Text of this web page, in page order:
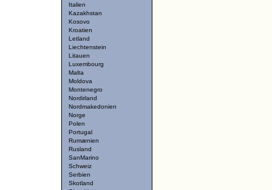
Italien
Kazakhstan
Kosovo
Kroatien
Letland
Liechtenstein
Litauen
Luxembourg
Malta
Moldova
Montenegro
Nordirland
Nordmakedonien
Norge
Polen
Portugal
Rumænien
Rusland
SanMarino
Schweiz
Serbien
Skotland